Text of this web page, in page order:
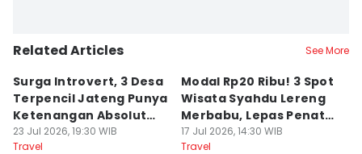
Related Articles See More
Surga Introvert, 3 Desa
Terpencil Jateng Punya
Ketenangan Absolut
Untuk Disconect
23 Jul 2026, 19:30 WIB
Travel
Modal Rp20 Ribu! 3 Spot
Wisata Syahdu Lereng
Merbabu, Lepas Penat
akhir Pekan!
17 Jul 2026, 14:30 WIB
Travel